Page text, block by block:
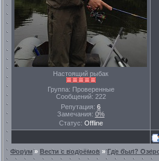
Настоящий рыбак
Группа: Проверенные
Сообщений: 222
Репутация: 6
Замечания: 0%
Статус: Offline
Форум» Вести с водоёмов »Где был?